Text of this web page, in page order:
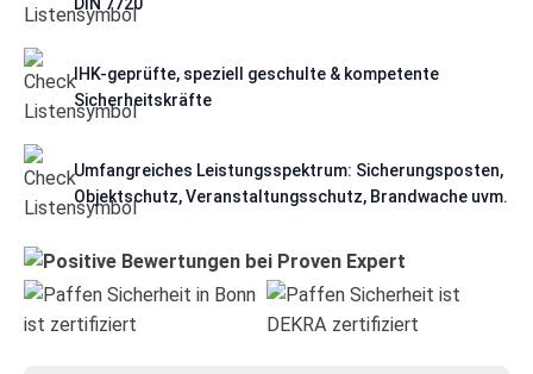
DIN 7720
IHK-geprüfte, speziell geschulte & kompetente
Sicherheitskräfte
Umfangreiches Leistungsspektrum: Sicherungsposten,
Objektschutz, Veranstaltungsschutz, Brandwache uvm.